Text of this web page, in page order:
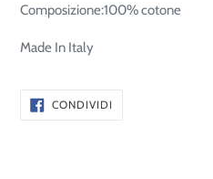
Composizione:100% cotone
Made In Italy
CONDIVIDI